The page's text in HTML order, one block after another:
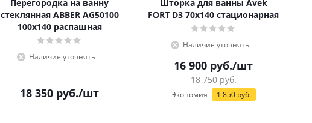
Перегородка на ванну
стеклянная ABBER AG50100
100x140 распашная
Наличие уточнять
18 350 руб./шт
Шторка для ванны Avek
FORT D3 70х140 стационарная
Наличие уточнять
16 900 руб./шт
18 750руб.
Экономия 1 850руб.